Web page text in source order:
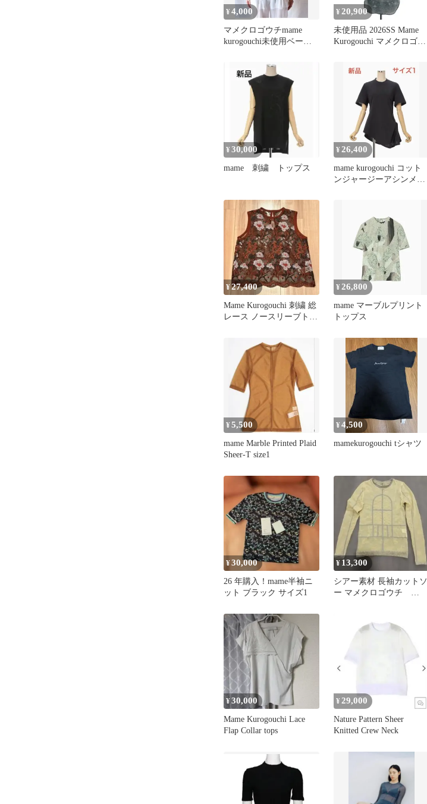
¥4,000
マメクロゴウチmame
kurogouchi未使用ベージ
¥ 20,900
未使用品 2026SS Mame
Kurogouchi マメクロゴウ
ジャガードシアーハイネ
ックトップス
¥30,000
mame 刺繍 トップス
¥ 26,400
mame kurogouchi コット
ンジャージーアシンメト
¥27,400
Mame Kurogouchi 刺繍 総
レース ノースリーブトッ
¥26,800
mame マーブルプリント
トップス
¥5,500
mame Marble Printed Plaid
Sheer-T size1
¥4,500
mamekurogouchi tシャツ
¥30,000
26 年購入！mame半袖ニ
ット ブラック サイズ1
¥ 13,300
シアー素材 長袖カットソ
ー マメクロゴウチ
¥30,000
Mame Kurogouchi Lace
Flap Collar tops
¥ 29,000
Nature Pattern Sheer
Knitted Crew Neck